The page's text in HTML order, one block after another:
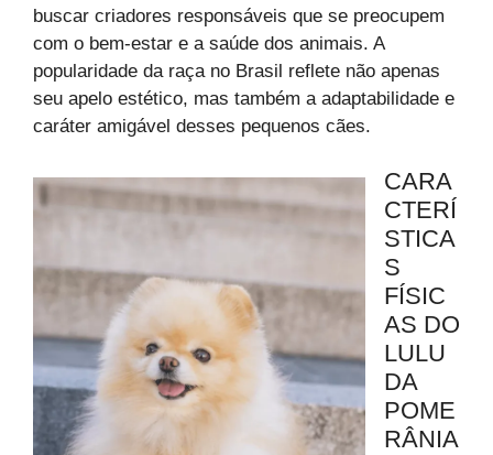
buscar criadores responsáveis que se preocupem
com o bem-estar e a saúde dos animais. A
popularidade da raça no Brasil reflete não apenas
seu apelo estético, mas também a adaptabilidade e
caráter amigável desses pequenos cães.
CARA
CTERÍ
STICA
S
FÍSIC
AS DO
LULU
DA
POME
RÂNIA